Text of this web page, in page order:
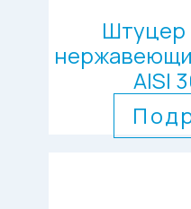
Штуцер
AISI